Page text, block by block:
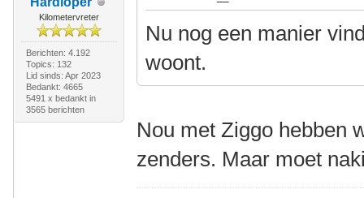
Kilometervreter
Berichten: 4.192
Topics: 132
Lid sinds: Apr 2023
Bedankt: 4665
5491 x bedankt in
3565 berichten
Nu nog een manier
woont.
Nou met Ziggo hebben
zenders. Maar moet